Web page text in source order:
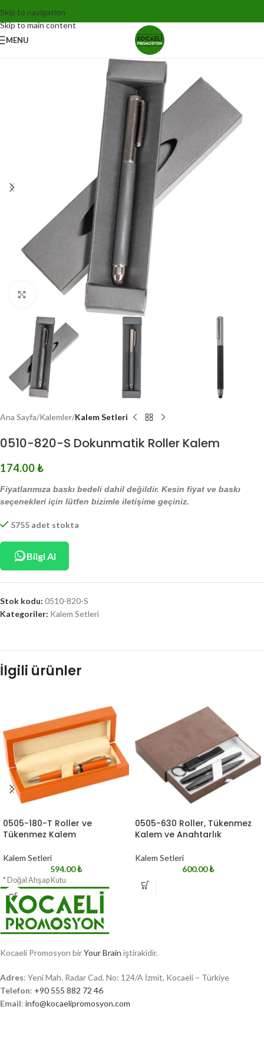
Skip to navigation
Skip to main content
MENU
Click to enlarge
Ana Sayfa Kalemler Kalem Setleri
0510-820-S Dokunmatik Roller Kalem
174.00₺
Fiyatlarımıza baskı bedeli dahil değildir. Kesin fiyat ve baskı
seçenekleri için lütfen bizimle iletişime geçiniz.
5755 adet stokta
Bilgi Al
Stok kodu: 0510-820-S
Kategoriler: Kalem Setleri
İlgili ürünler
0505-180-T Roller ve
Tükenmez Kalem
Kalem Setleri
594.00₺
* Doğal Ahşap Kutu
0505-630 Roller, Tükenmez
Kalem ve Anahtarlık
Kalem Setleri
600.00₺
Kocaeli Promosyon birYour Brain iştirakidir.
Adres: Yeni Mah. Radar Cad. No: 124/A İzmit, Kocaeli – Türkiye
Telefon: +90 555 882 72 46
Email: info@kocaelipromosyon.com